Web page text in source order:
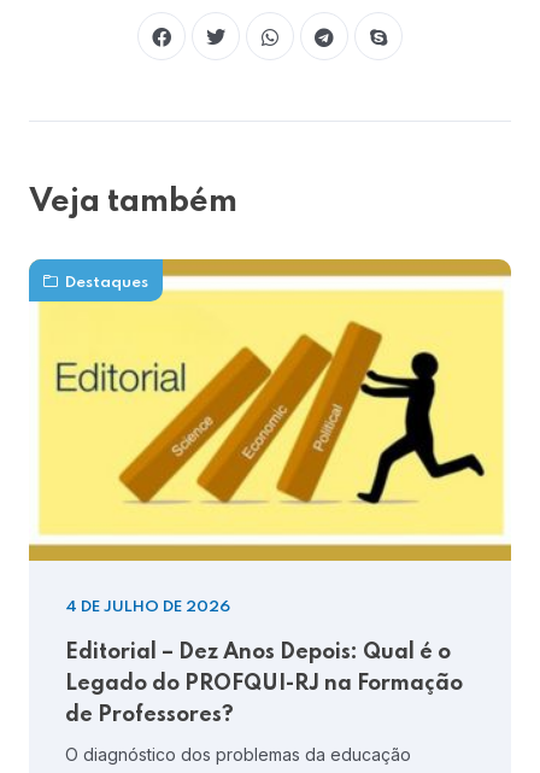
Veja também
Destaques
4 DE JULHO DE 2026
Editorial – Dez Anos Depois: Qual é o
Legado do PROFQUI-RJ na Formação
de Professores?
O diagnóstico dos problemas da educação